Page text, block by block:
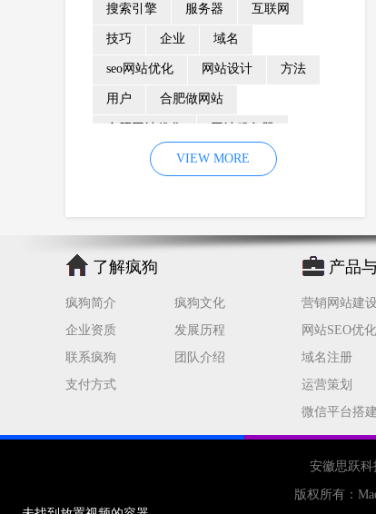
搜索引擎 服务器 互联网
技巧 企业 域名
seo网站优化 网站设计 方法
用户 合肥做网站
优化 网站降权
企业网站建设 效果 页面
网络营销 因素 网络公司
网站流量
百度优化 网站收录
网站seo 专业
VIEW MORE
了解疯狗
疯狗简介
疯狗文化
企业资质
发展历程
联系疯狗
团队介绍
支付方式
产品
营销网站建设
网站SEO优化
域名注册
运营策划
微信平台搭建
安徽思跃
版权所有：